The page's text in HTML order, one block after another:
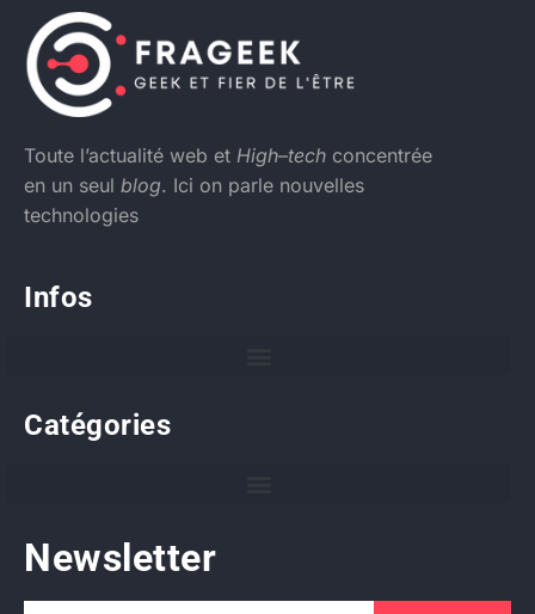
Toute l’actualité web et High–tech concentrée
en un seul blog. Ici on parle nouvelles
technologies
Infos
Catégories
Newsletter